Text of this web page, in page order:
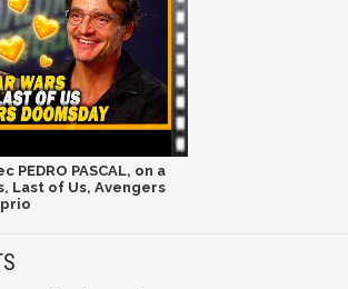
PASCAL, on a
Last of Us, Avengers